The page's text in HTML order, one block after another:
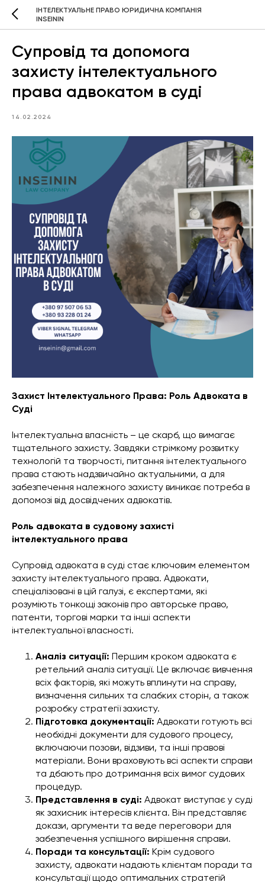
ІНТЕЛЕКТУАЛЬНЕ ПРАВО ЮРИДИЧНА КОМПАНІЯ
INSEININ
Супровід та допомога
захисту інтелектуального
права адвокатом в суді
14.02.2024
Захист Інтелектуального Права: Роль Адвоката в
Суді
Інтелектуальна власність – це скарб, що вимагає
тщательного захисту. Завдяки стрімкому розвитку
технологій та творчості, питання інтелектуального
права стають надзвичайно актуальними, а для
забезпечення належного захисту виникає потреба в
допомозі від досвідчених адвокатів.
Роль адвоката в судовому захисті
інтелектуального права
Супровід адвоката в суді стає ключовим елементом
захисту інтелектуального права. Адвокати,
спеціалізовані в цій галузі, є експертами, які
розуміють тонкощі законів про авторське право,
патенти, торгові марки та інші аспекти
інтелектуальної власності.
Аналіз ситуації: Першим кроком адвоката є
ретельний аналіз ситуації. Це включає вивчення
всіх факторів, які можуть вплинути на справу,
визначення сильних та слабких сторін, а також
розробку стратегії захисту.
Підготовка документації: Адвокати готують всі
необхідні документи для судового процесу,
включаючи позови, відзиви, та інші правові
матеріали. Вони враховують всі аспекти справи
та дбають про дотримання всіх вимог судових
процедур.
Представлення в суді: Адвокат виступає у суді
як захисник інтересів клієнта. Він представляє
докази, аргументи та веде переговори для
забезпечення успішного вирішення справи.
Поради та консультації: Крім судового
захисту, адвокати надають клієнтам поради та
консультації щодо оптимальних стратегій